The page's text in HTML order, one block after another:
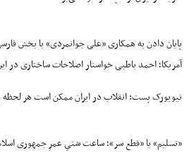
پایان دادن به همکاری «علی جوانمردی» با بخش
آمریکا؛ احمد باطبی خواستار اصلاحات ساختاری در
نیویورک پست: انقلاب در ایران ممکن است هر
«تسلیم» یا «قطع سر»؛ ساعت شنیِ عمرِ جمهوری